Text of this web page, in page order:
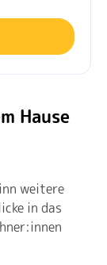
Hause
weitere
in das